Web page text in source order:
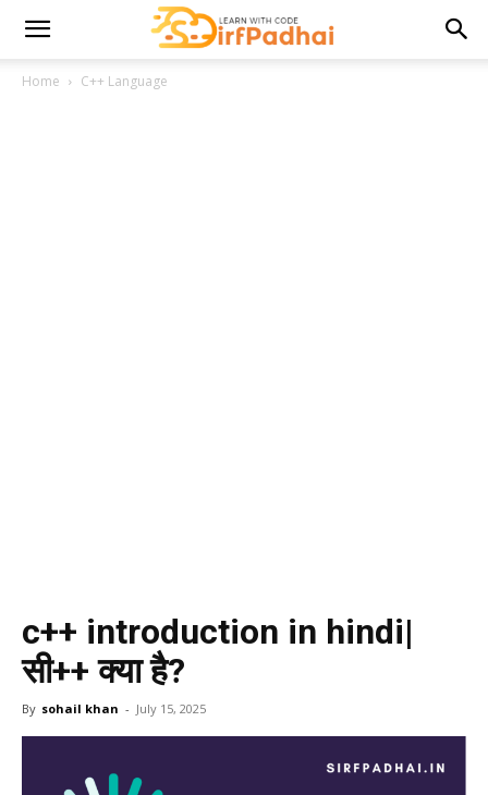
Home C++ Language
c++ introduction in hindi|
सी++ क्या है?
By sohail khan - July 15, 2025